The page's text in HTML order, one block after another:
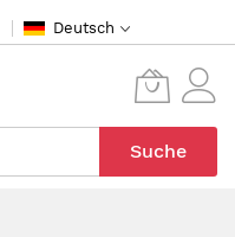
Deutsch
Suche